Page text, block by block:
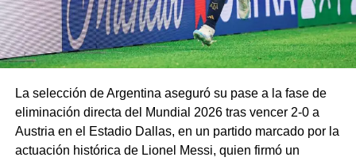
La selección de Argentina aseguró su pase a la fase de
eliminación directa del Mundial 2026 tras vencer 2-0 a
Austria en el Estadio Dallas, en un partido marcado por la
actuación histórica de Lionel Messi, quien firmó un